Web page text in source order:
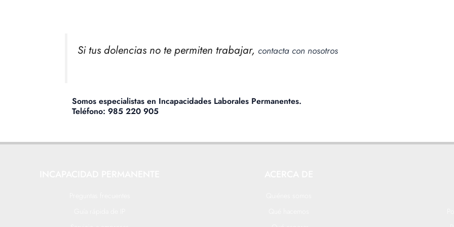
Si tus dolencias no te permiten trabajar,contacta con nosotros
Somos especialistas en Incapacidades Laborales Permanentes.
Teléfono: 985 220 905